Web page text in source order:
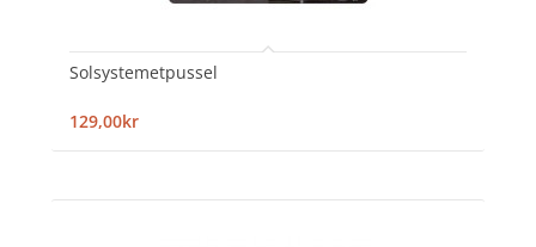
Solsystemetpussel
129,00kr